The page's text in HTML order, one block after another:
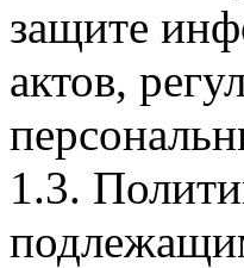
защите
актов,
1.3.